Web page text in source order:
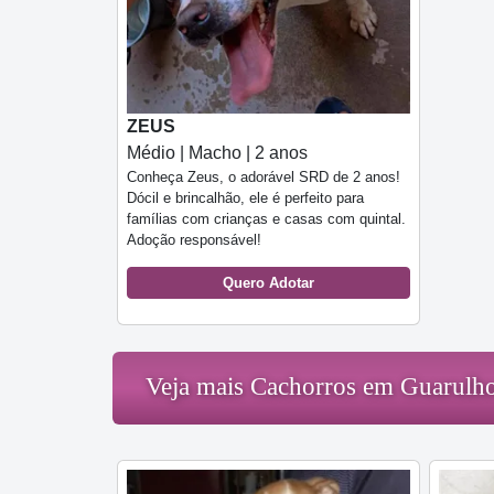
ZEUS
Médio | Macho | 2 anos
Conheça Zeus, o adorável SRD de 2 anos!
Dócil e brincalhão, ele é perfeito para
famílias com crianças e casas com quintal.
Adoção responsável!
Quero Adotar
Veja mais Cachorros em